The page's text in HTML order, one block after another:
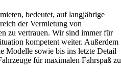
bedeutet, auf langjährige
der Vermietung von
zu vertrauen. Wir sind immer für
kompetent weiter. Außerdem
Modelle sowie bis ins letzte Detail
für maximalen Fahrspaß zu